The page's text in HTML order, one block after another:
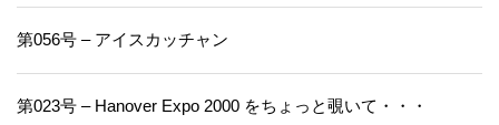
第056号 – アイスカッチャン
第023号 – Hanover Expo 2000 をちょっと覗いて・・・